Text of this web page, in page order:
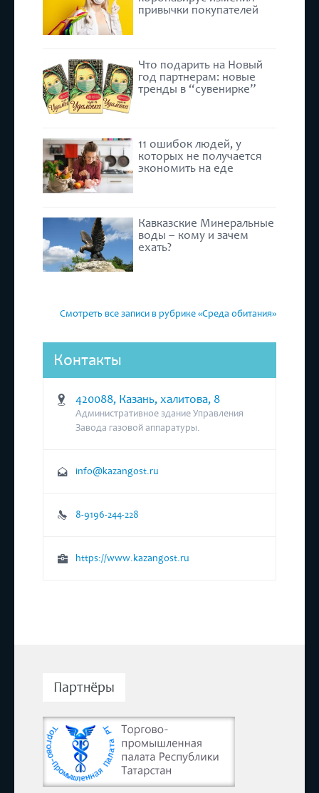
привычки покупателей
Что подарить на Новый
год партнерам: новые
тренды в “сувенирке”
11 ошибок людей, у
которых не получается
экономить на еде
Кавказские Минеральные
воды – кому и зачем
ехать?
Смотреть все записи в рубрике «Среда обитания»
Контакты
420088, Казань, халитова, 8
Административное здание Управления
Завода газовой аппаратуры.
info@kazangost.ru
8-9196-244-228
https://www.kazangost.ru
Партнёры